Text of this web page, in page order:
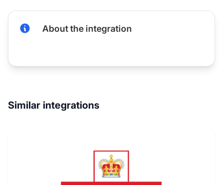
About the integration
Similar integrations